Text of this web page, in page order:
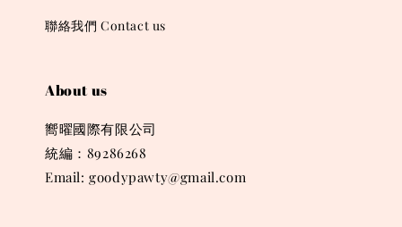
聯絡我們 Contact us
About us
嚮曜國際有限公司
統編：89286268
Email: goodypawty@gmail.com